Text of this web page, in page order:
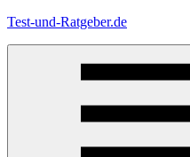
Zum
Test-und-Ratgeber.de